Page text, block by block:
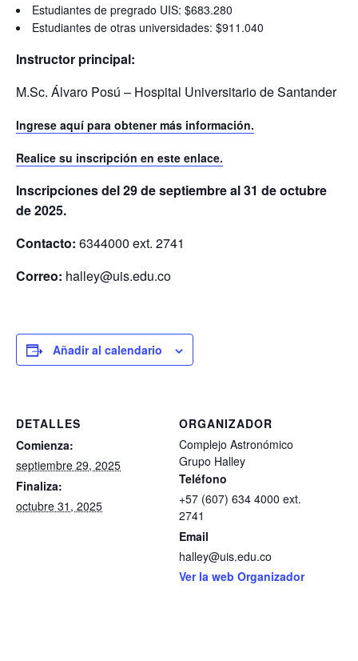
Estudiantes de pregrado UIS: $683.280
Estudiantes de otras universidades: $911.040
Instructor principal:
M.Sc. Álvaro Posú – Hospital Universitario de Santander
Ingrese aquí para obtener más información.
Realice su inscripción en este enlace.
Inscripciones del 29 de septiembre al 31 de octubre
de 2025.
Contacto: 6344000 ext. 2741
Correo: halley@uis.edu.co
Añadir al calendario
DETALLES
Comienza:
septiembre 29, 2025
Finaliza:
octubre 31, 2025
ORGANIZADOR
Complejo Astronómico
Grupo Halley
Teléfono
+57 (607) 634 4000 ext.
2741
Email
halley@uis.edu.co
Ver la web Organizador